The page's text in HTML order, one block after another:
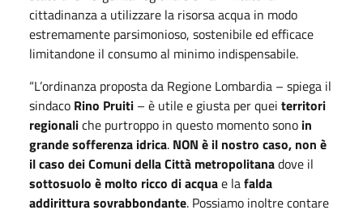
cittadinanza a utilizzare la risorsa acqua in modo
estremamente parsimonioso, sostenibile ed efficace
limitandone il consumo al minimo indispensabile.
“L’ordinanza proposta da Regione Lombardia – spiega il
sindaco Rino Pruiti – è utile e giusta per quei territori
regionaliche purtroppo in questo momento sono in
grande sofferenza idrica. NON è il nostro caso, non è
il caso dei Comuni della Città metropolitanadove il
sottosuolo è molto ricco di acquae lafalda
addirittura sovrabbondante. Possiamo inoltre contare